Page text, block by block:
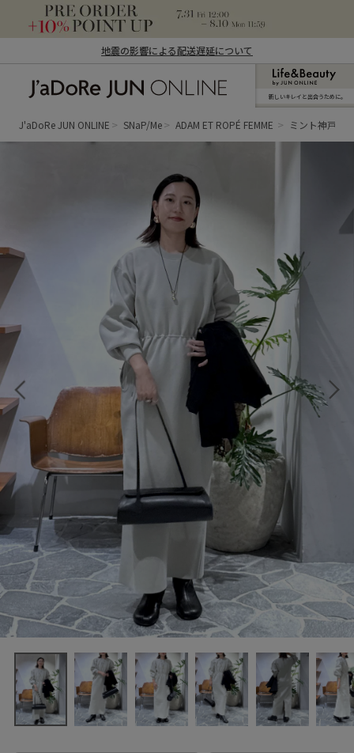
地震の影響による配送遅延について
ン オンライン）
新しいキレイと出合うために。
J'aDoRe JUN ONLINE SNaP/Me ADAM ET ROPÉ FEMME ミント神戸